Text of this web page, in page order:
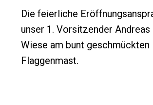
Die feierliche
unser 1. Vorsitzender Andreas
Wiese am bunt geschmückten
Flaggenmast.